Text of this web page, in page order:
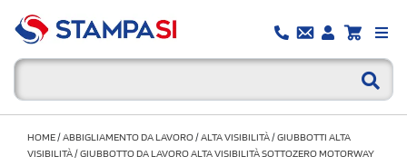
HOME/ABBIGLIAMENTO DA LAVORO/ALTA VISIBILITÀ/GIUBBOTTI ALTA
VISIBILITÀ/GIUBBOTTO DA LAVORO ALTA VISIBILITÀ SOTTOZERO MOTORWAY